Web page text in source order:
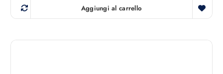
Aggiungi al carrello